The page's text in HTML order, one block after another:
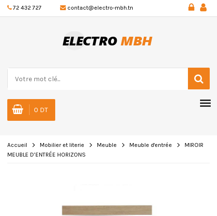
72 432 727 contact@electro-mbh.tn
0 DT
Accueil Mobilier et literie Meuble Meuble d'entrée
MIROIR
MEUBLE D’ENTRÉE HORIZONS